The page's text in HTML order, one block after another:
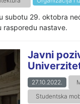
29. oktobra
rasporedu nastave.
Javni
27.10.2022.
Studentska